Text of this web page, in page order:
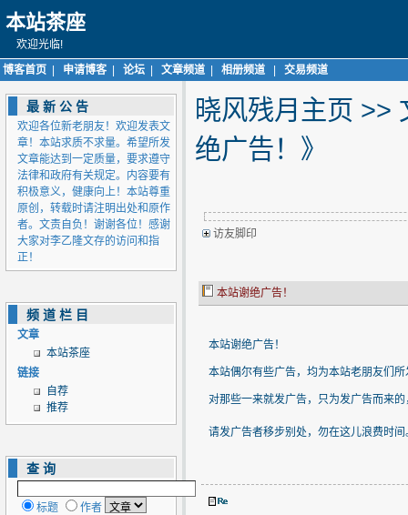
本站茶座
欢迎光临!
博客首页
申请博客 论坛 文章频道 相册频道 交易频道
最新公告
欢迎各位新老朋友！欢迎发表文
章！本站求质不求量。希望所发
文章能达到一定质量，要求遵守
法律和政府有关规定。内容要有
积极意义，健康向上！本站尊重
原创，转载时请注明出处和原作
者。文责自负！谢谢各位！感谢
大家对李乙隆文存的访问和指
正！
频道栏目
文章
本站茶座
链接
自荐
推荐
查询
标题 作者
晓风残月主页 >>
绝广告！》
访友脚印
本站谢绝广告！
本站谢绝广告！
本站偶尔有些广告，均为本站老朋友们
对那些一来就发广告，只为发广告而来
请发广告者移步别处，勿在这儿浪费时间